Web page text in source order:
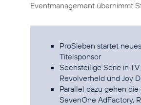
Eventmanagement übernimmt
ProSieben startet
Titelsponsor
Sechsteilige Serie in
Revolverheld und Joy
Parallel dazu gehen die
SevenOne AdFactory,